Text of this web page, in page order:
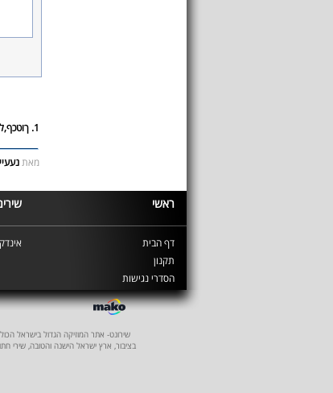
1. ךוטכף,לחוןםויןף
מאת
ראשי
דף הבית
תקנון
הסדרי נגישות
שירונט- אתר המוזיקה הגדול בישראל
בציבור, ארץ ישראל הישנה והטובה, שירי